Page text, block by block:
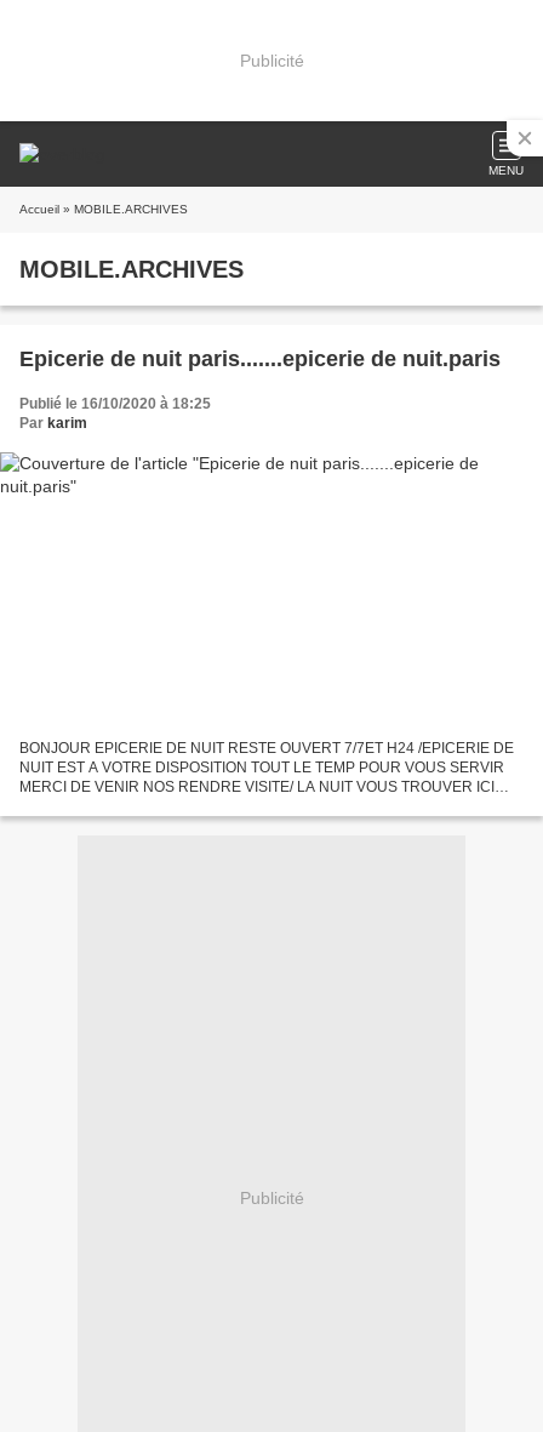
Publicité
MENU
Accueil » MOBILE.ARCHIVES
MOBILE.ARCHIVES
Epicerie de nuit paris.......epicerie de nuit.paris
Publié le 16/10/2020 à 18:25
Par karim
BONJOUR EPICERIE DE NUIT RESTE OUVERT 7/7ET H24 /EPICERIE DE
NUIT EST A VOTRE DISPOSITION TOUT LE TEMP POUR VOUS SERVIR
MERCI DE VENIR NOS RENDRE VISITE/ LA NUIT VOUS TROUVER ICI
NUIT DE CENTRE...
Publicité